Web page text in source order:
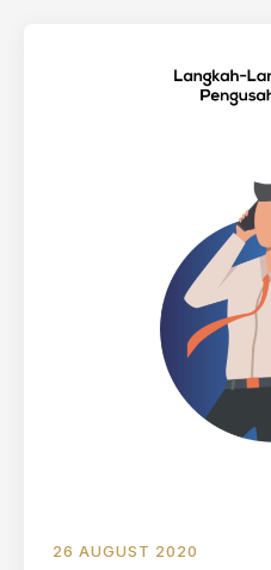
26 AUGUST 2020